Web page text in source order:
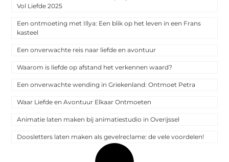
Vol Liefde 2025
Een ontmoeting met Illya: Een blik op het leven in een Frans
kasteel
Een onverwachte reis naar liefde en avontuur
Waarom is liefde op afstand het verkennen waard?
Een onverwachte wending in Griekenland: Ontmoet Petra
Waar Liefde en Avontuur Elkaar Ontmoeten
Animatie laten maken bij animatiestudio in Overijssel
Doosletters laten maken als gevelreclame: de vele voordelen!